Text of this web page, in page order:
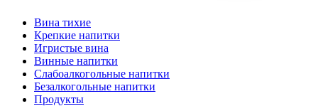
Вина тихие
Крепкие напитки
Игристые вина
Винные напитки
Слабоалкогольные напитки
Безалкогольные напитки
Продукты